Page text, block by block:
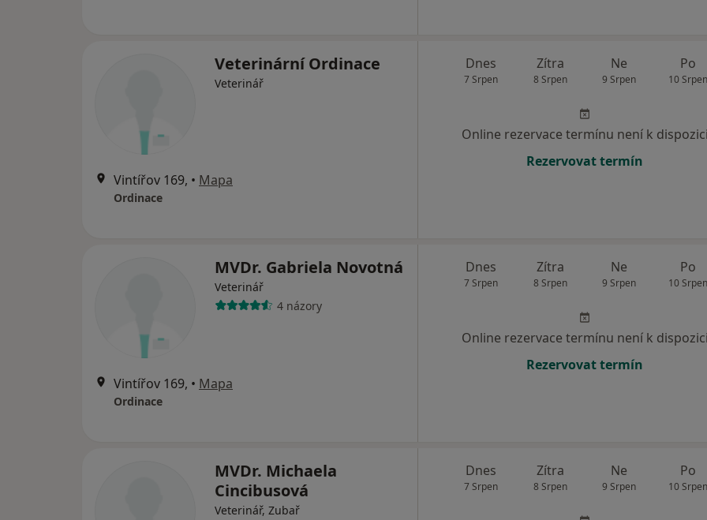
Veterinární Ordinace
Veterinář
Vintířov 169, • Mapa
Ordinace
Dnes
7 Srpen
Zítra
8 Srpen
Ne
9 Srpen
Po
10 Srpen
Online rezervace termínu není k dispozici
Rezervovat termín
MVDr. Gabriela Novotná
Veterinář
4 názory
Vintířov 169, • Mapa
Ordinace
Dnes
7 Srpen
Zítra
8 Srpen
Ne
9 Srpen
Po
10 Srpen
Online rezervace termínu není k dispozici
Rezervovat termín
MVDr. Michaela
Cincibusová
Veterinář, Zubař
Dnes
7 Srpen
Zítra
8 Srpen
Ne
9 Srpen
Po
10 Srpen